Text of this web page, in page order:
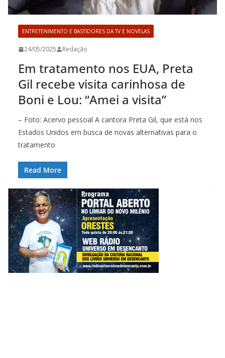
ENTRETENIMENTO E BASTIDORES DA TV E NOVELAS
24/05/2025 Redação
Em tratamento nos EUA, Preta
Gil recebe visita carinhosa de
Boni e Lou: “Amei a visita”
– Foto: Acervo pessoal A cantora Preta Gil, que está nos
Estados Unidos em busca de novas alternativas para o
tratamento
Read More